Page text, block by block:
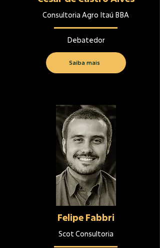
Consultoria Agro Itaú BBA
Debatedor
Saiba mais
Felipe Fabbri
Scot Consultoria